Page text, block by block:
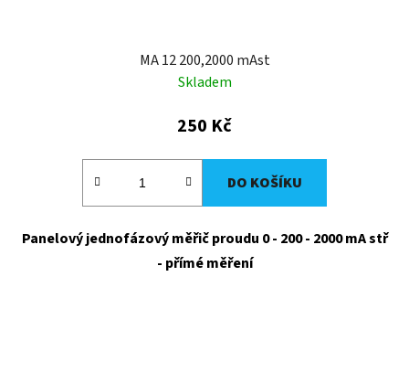
MA 12 200,2000 mAst
Skladem
250 Kč
DO KOŠÍKU
Panelový jednofázový měřič proudu 0 - 200 - 2000 mA stř
- přímé měření